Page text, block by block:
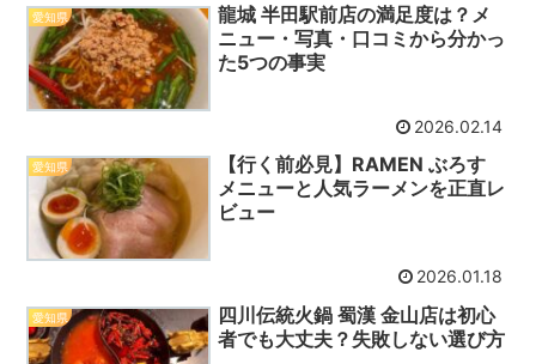
愛知県
龍城 半田駅前店の満足度は？メ
ニュー・写真・口コミから分かっ
た5つの事実
2026.02.14
愛知県
【行く前必見】RAMEN ぶろす
メニューと人気ラーメンを正直レ
ビュー
2026.01.18
愛知県
四川伝統火鍋 蜀漢 金山店は初心
者でも大丈夫？失敗しない選び方